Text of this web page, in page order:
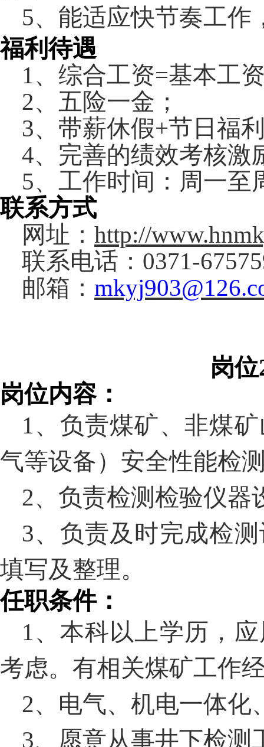
5、 能适应快节奏工作
福利待遇
1、综合工资=基本工
2、五险一金；
3、带薪休假+节日福
4、完善的绩效考核激
5、工作时间：周一至
联系方式
网址： http://
联系电话： 0371-
邮箱：
岗位
岗位内容：
1、负责煤矿、非煤
气等设备）安全性能检
2、 负责检测检验仪器
3、负责及时完成检
填写及整理。
任职条件：
1、 本科以上学历，
考虑。有相关煤矿工作
2、 电气、机电一体化
3、愿意从事井下检测